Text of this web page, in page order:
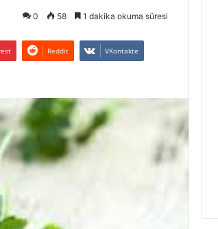
0 58 1 dakika okuma süresi
Reddit VKontakte